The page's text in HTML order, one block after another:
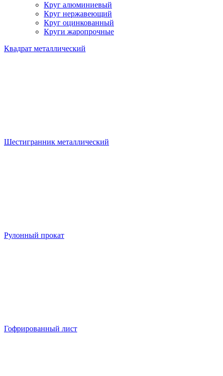
Круг алюминиевый
Круг нержавеющий
Круг оцинкованный
Круги жаропрочные
Квадрат металлический
Шестигранник металлический
Рулонный прокат
Гофрированный лист